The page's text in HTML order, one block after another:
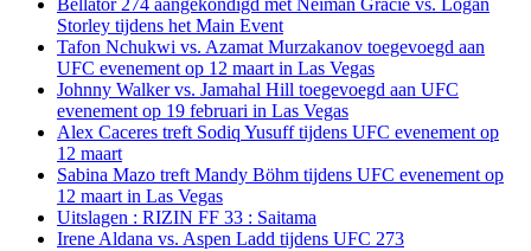
Bellator 274 aangekondigd met Neiman Gracie vs. Logan
Storley tijdens het Main Event
Tafon Nchukwi vs. Azamat Murzakanov toegevoegd aan
UFC evenement op 12 maart in Las Vegas
Johnny Walker vs. Jamahal Hill toegevoegd aan UFC
evenement op 19 februari in Las Vegas
Alex Caceres treft Sodiq Yusuff tijdens UFC evenement op
12 maart
Sabina Mazo treft Mandy Böhm tijdens UFC evenement op
12 maart in Las Vegas
Uitslagen : RIZIN FF 33 : Saitama
Irene Aldana vs. Aspen Ladd tijdens UFC 273